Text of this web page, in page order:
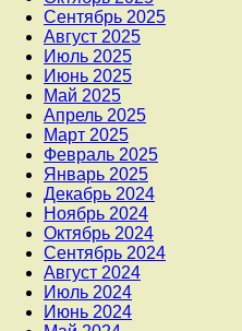
Сентябрь 2025
Август 2025
Июль 2025
Июнь 2025
Май 2025
Апрель 2025
Март 2025
Февраль 2025
Январь 2025
Декабрь 2024
Ноябрь 2024
Октябрь 2024
Сентябрь 2024
Август 2024
Июль 2024
Июнь 2024